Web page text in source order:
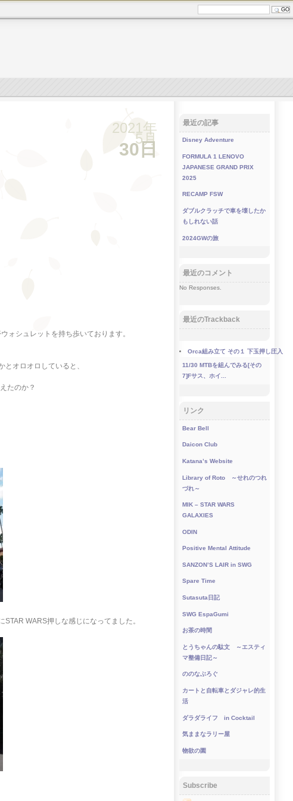
2021年
5月
30日
ォシュレットを持ち歩いております。
オロオロしていると、
たのか？
WARS押しな感じになってました。
最近の記事
Disney Adventure
FORMULA 1 LENOVO
JAPANESE GRAND PRIX
2025
RECAMP FSW
ダブルクラッチで車を壊したか
もしれない話
2024GWの旅
最近のコメント
No Responses.
最近のTrackback
Orca組み立て その１ 下玉押し圧入
11/30 MTBを組んでみる[その
7]Fサス、ホイ...
リンク
Bear Bell
Daicon Club
Katana’s Website
Library of Roto ～せれのつれ
づれ～
MIK – STAR WARS
GALAXIES
ODIN
Positive Mental Attitude
SANZON’S LAIR in SWG
Spare Time
Sutasuta日記
SWG EspaGumi
お茶の時間
とうちゃんの駄文 ～エスティ
マ整備日記～
ののなぶろぐ
カートと自転車とダジャレ的生
活
ダラダライフ in Cocktail
気ままなラリー屋
物欲の園
Subscribe